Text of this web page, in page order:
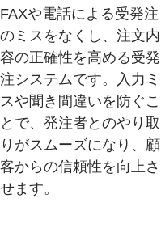
FAXや電話による受発注
のミスをなくし、注文内
容の正確性を高める受発
注システムです。入力ミ
スや聞き間違いを防ぐこ
とで、発注者とのやり取
りがスムーズになり、顧
客からの信頼性を向上さ
せます。